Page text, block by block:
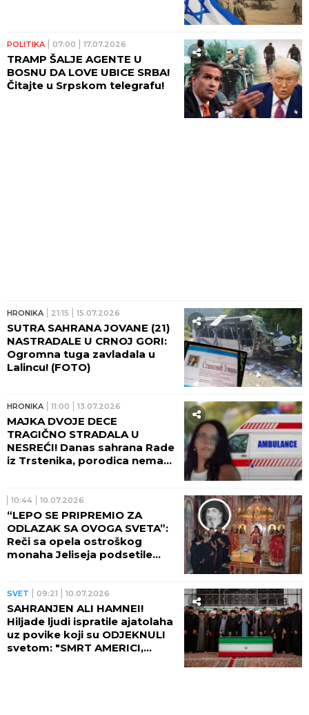
POLITIKA 07:00 17.07.2026
TRAMP ŠALJE AGENTE U
BOSNU DA LOVE UBICE SRBA!
Čitajte u Srpskom telegrafu!
HRONIKA 21:15 15.07.2026
SUTRA SAHRANA JOVANE (21)
NASTRADALE U CRNOJ GORI:
Ogromna tuga zavladala u
Lalincu! (FOTO)
HRONIKA 11:00 13.07.2026
MAJKA DVOJE DECE
TRAGIČNO STRADALA U
NESREĆI! Danas sahrana Rade
iz Trstenika, porodica nema
10:44 10.07.2026
“LEPO SE PRIPREMIO ZA
ODLAZAK SA OVOGA SVETA”:
Reči sa opela ostroškog
monaha Jeliseja podsetile
SVET 09:21 10.07.2026
SAHRANJEN ALI HAMNEI!
Hiljade ljudi ispratile ajatolaha
uz povike koji su ODJEKNULI
svetom: "SMRT AMERICI,